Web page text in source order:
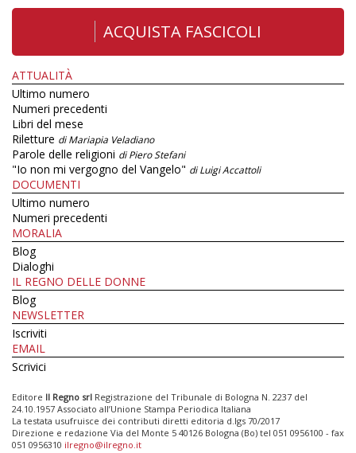
ACQUISTA FASCICOLI
ATTUALITÀ
Ultimo numero
Numeri precedenti
Libri del mese
Riletture di Mariapia Veladiano
Parole delle religioni di Piero Stefani
"Io non mi vergogno del Vangelo" di Luigi Accattoli
DOCUMENTI
Ultimo numero
Numeri precedenti
MORALIA
Blog
Dialoghi
IL REGNO DELLE DONNE
Blog
NEWSLETTER
Iscriviti
EMAIL
Scrivici
Editore Il Regno srl Registrazione del Tribunale di Bologna N. 2237 del
24.10.1957 Associato all’Unione Stampa Periodica Italiana
La testata usufruisce dei contributi diretti editoria d.lgs 70/2017
Direzione e redazione Via del Monte 5 40126 Bologna (Bo) tel 051 0956100 - fax
051 0956310 ilregno@ilregno.it